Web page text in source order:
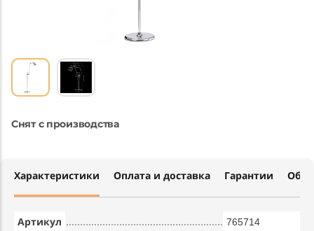
Снят с производства
Характеристики Оплата и доставка Гарантии
Артикул 765714